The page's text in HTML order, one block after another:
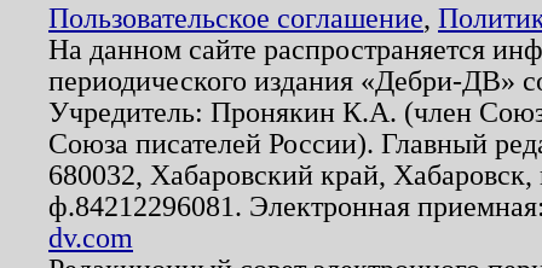
Пользовательское соглашение,
На данном сайте распространяется
периодического издания «Дебри-ДВ»
Учредитель: Пронякин К.А. (член
Союза писателей России). Главный
680032, Хабаровский край,
ф.84212296081. Электронная
dv.com